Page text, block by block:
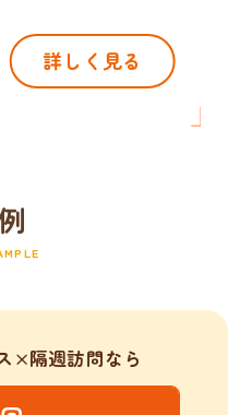
詳しく見る
×隔週訪問なら